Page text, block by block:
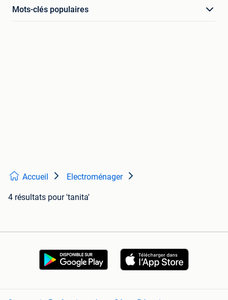
Mots-clés populaires
Accueil Electroménager
4 résultats pour 'tanita'